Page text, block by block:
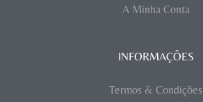
A Minha Conta
INFORMAÇÕES
Termos & Condições